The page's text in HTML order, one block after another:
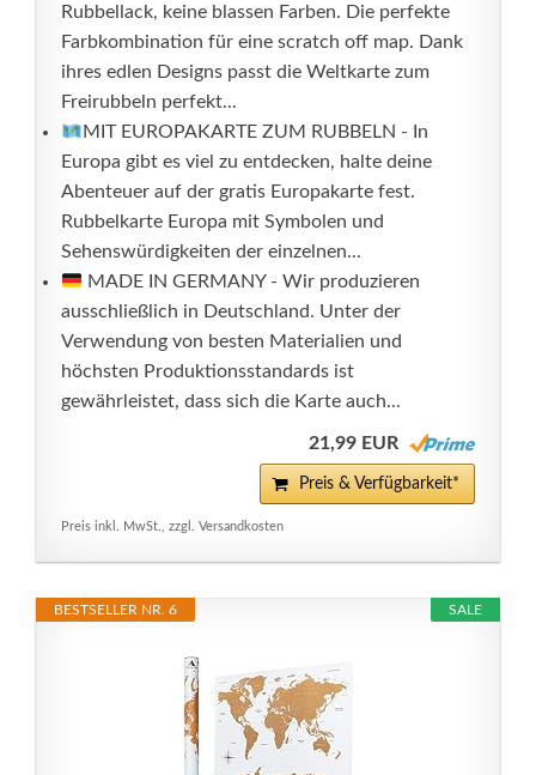
Rubbellack, keine blassen Farben. Die perfekte
Farbkombination für eine scratch off map. Dank
ihres edlen Designs passt die Weltkarte zum
Freirubbeln perfekt...
MIT EUROPAKARTE ZUM RUBBELN - In
Europa gibt es viel zu entdecken, halte deine
Abenteuer auf der gratis Europakarte fest.
Rubbelkarte Europa mit Symbolen und
Sehenswürdigkeiten der einzelnen...
MADE IN GERMANY - Wir produzieren
ausschließlich in Deutschland. Unter der
Verwendung von besten Materialien und
höchsten Produktionsstandards ist
gewährleistet, dass sich die Karte auch...
21,99 EUR
Preis & Verfügbarkeit*
Preis inkl. MwSt., zzgl. Versandkosten
SALE
BESTSELLER NR. 6